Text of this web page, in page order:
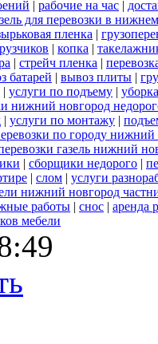
| рабочие на час |
для перевозки в
пленка |
| копка |
| стрейч пленка |
батарей | вывоз плиты |
| услуги по подъему |
нижний новгород
| услуги по монтажу |
по городу нижний
газель нижний
| сборщики недорого |
| слом | услуги
нижний новгород
работы | снос | аренда
мебели